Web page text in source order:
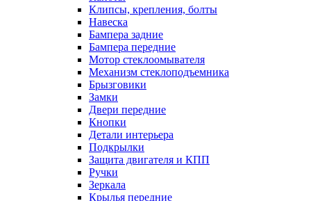
Клипсы, крепления, болты
Навеска
Бампера задние
Бампера передние
Мотор стеклоомывателя
Механизм стеклоподъемника
Брызговики
Замки
Двери передние
Кнопки
Детали интерьера
Подкрылки
Защита двигателя и КПП
Ручки
Зеркала
Крылья передние